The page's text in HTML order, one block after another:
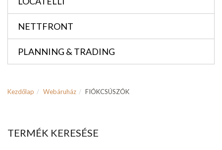
NETTFRONT
PLANNING & TRADING
Kezdőlap Webáruház FIÓKCSÚSZÓK
TERMÉK KERESÉSE